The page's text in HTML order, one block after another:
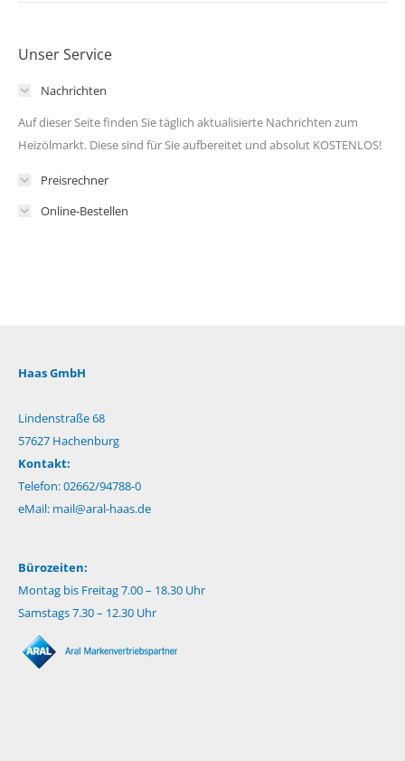
Unser Service
Nachrichten
Auf dieser Seite finden Sie täglich aktualisierte Nachrichten zum
Heizölmarkt. Diese sind für Sie aufbereitet und absolut KOSTENLOS!
Preisrechner
Online-Bestellen
Haas GmbH
Lindenstraße 68
57627 Hachenburg
Kontakt:
Telefon: 02662/94788-0
eMail: mail@aral-haas.de
Bürozeiten:
Montag bis Freitag 7.00 – 18.30 Uhr
Samstags 7.30 – 12.30 Uhr